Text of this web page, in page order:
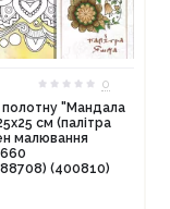
0
полотну "Мандала
см (палітра
малювання
(400810)